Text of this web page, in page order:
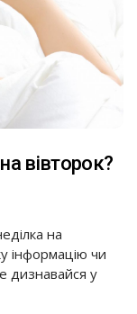
вівторок?
на
інформацію чи
дизнавайся у